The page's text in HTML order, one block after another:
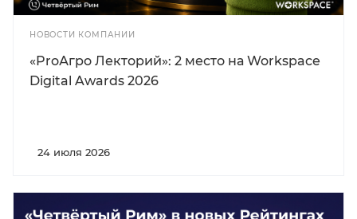
НОВОСТИ КОМПАНИИ
«ProАгро Лекторий»: 2 место на Workspace
Digital Awards 2026
24 июля 2026